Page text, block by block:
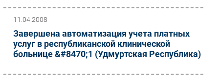
Каталог компаний
11.04.2008
Завершена автоматизация учета платных
услуг в республиканской клинической
больнице &#8470;1 (Удмуртская Республика)